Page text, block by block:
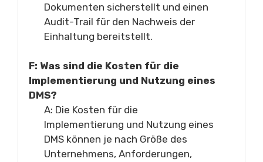
Dokumenten sicherstellt und einen
Audit-Trail für den Nachweis der
Einhaltung bereitstellt.
F: Was sind die Kosten für die
Implementierung und Nutzung eines
DMS?
A: Die Kosten für die
Implementierung und Nutzung eines
DMS können je nach Größe des
Unternehmens, Anforderungen,